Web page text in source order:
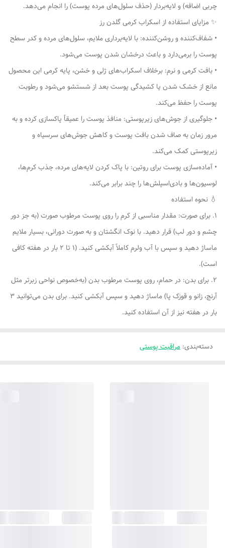
چربی اضافه) و لایه‌بردار (حذف سلول‌های مرده پوست) را انجام می‌دهد.
✨ مزایای استفاده از اسکراب کرمی گلدن رز
• شفاف‌کننده و روشن‌کننده: با لایه‌برداری ملایم، سلول‌های مرده و کدر سطح
پوست را برمی‌دارد و باعث درخشان شدن پوست می‌شود.
• بافت کرمی و نرم: برخلاف اسکراب‌های ژلی و خشن، پایه کرمی این محصول
مانع از خشک شدن یا کشیدگی پوست بعد از شستشو می‌شود و رطوبت
پوست را حفظ می‌کند.
• جلوگیری از جوش‌های زیرپوستی: منافذ پوست را عمیقاً پاکسازی کرده و به
مرور زمان به صاف شدن بافت پوست و کاهش جوش‌های سرسیاه و
زیرپوستی کمک می‌کند.
• آماده‌سازی پوست برای روتین: با پاک کردن لایه‌های مرده، جذب کرم‌ها،
لوسیون‌ها و بادی‌اسپلش‌ها را چند برابر می‌کند.
💧 نحوه استفاده
1. برای صورت: مقدار مناسبی از کرم را روی پوست مرطوب صورت (به جز دور
چشم و دور لب) قرار دهید. با نوک انگشتان و به صورت دورانی، بسیار ملایم
ماساژ دهید و سپس با آب ولرم کاملاً آبکشی کنید. (۱ تا ۲ بار در هفته کافی
است).
2. برای بدن: در حمام، روی پوست مرطوب بدن (به‌خصوص نواحی زبرتر مثل
آرنج، زانو و قوزک پا) ماساژ دهید و سپس آبکشی کنید. برای بدن می‌توانید ۳
بار در هفته نیز از آن استفاده کنید.
دسته‌بندی: مراقبت پوستی